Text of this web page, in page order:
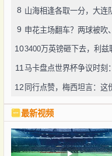
8 山海相逢各取一分，大连
9 申花主场翻车？两球被吹
103400万英镑砸下去，利兹
11
12 同行点赞，梅西坦言：这
最新视频